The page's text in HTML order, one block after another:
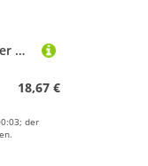
ERHTGUO Thin Cards Holder Wallet Organizer Women Men Business Card Holders Wallets Slim Bank Credit ID Cover Coin Pouch Case(Pink)
18,67 €
der